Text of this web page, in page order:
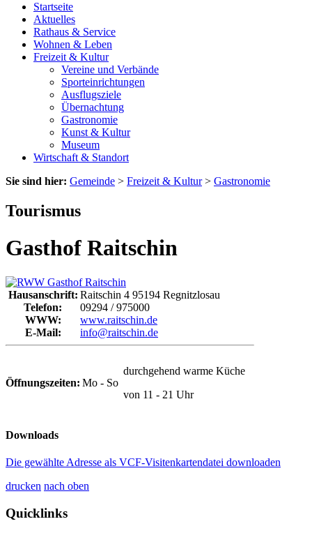
Startseite
Aktuelles
Rathaus & Service
Wohnen & Leben
Freizeit & Kultur
Vereine und Verbände
Sporteinrichtungen
Ausflugsziele
Übernachtung
Gastronomie
Kunst & Kultur
Museum
Wirtschaft & Standort
Sie sind hier: Gemeinde > Freizeit & Kultur> Gastronomie
Tourismus
Gasthof Raitschin
Hausanschrift: Raitschin 4 95194 Regnitzlosau
Telefon:
09294 / 975000
WWW:
www.raitschin.de
E-Mail:
info@raitschin.de
Öffnungszeiten: Mo - So
durchgehend warme Küche
von 11 - 21 Uhr
Downloads
Die gewählte Adresse als VCF-Visitenkartendatei downloaden
drucken nach oben
Quicklinks